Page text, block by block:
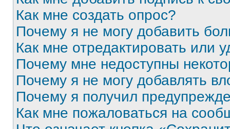
Как мне создать опрос?
Почему я не могу добавить
Как мне отредактировать или
Почему мне недоступны
Почему я не могу добавлять
Почему я получил
Как мне пожаловаться на